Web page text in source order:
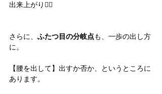
出来上がり💁‍♀️
さらに、 ふたつ目の分岐点も、一歩の出し方
に。
【腰を出して】出すか否か、というところに
あります。